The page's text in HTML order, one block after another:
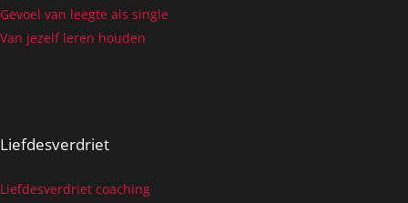
Gevoel van leegte als single
Van jezelf leren houden
Liefdesverdriet
Liefdesverdriet coaching